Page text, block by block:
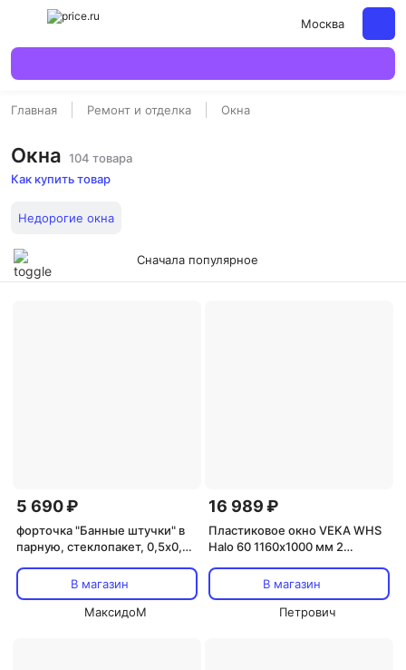
Москва
Главная Ремонт и отделка Окна
Окна 104 товара
Как купить товар
Недорогие окна
Сначала популярное
5 690 ₽
форточка "Банные штучки" в
парную, стеклопакет, 0,5х0,5
петлями, липа в кор.
В магазин
МаксидоМ
16 989 ₽
Пластиковое окно VEKA WHS
Halo 60 1160х1000 мм 2
правая поворотно-откидная
двухкамерное
В магазин
Петрович